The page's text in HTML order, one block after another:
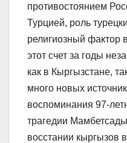
противостоянием
Турцией, роль
религиозный фактор
этот счет за годы
как в Кыргызстане,
много новых
воспоминания 97-
трагедии
восстании кыргызов